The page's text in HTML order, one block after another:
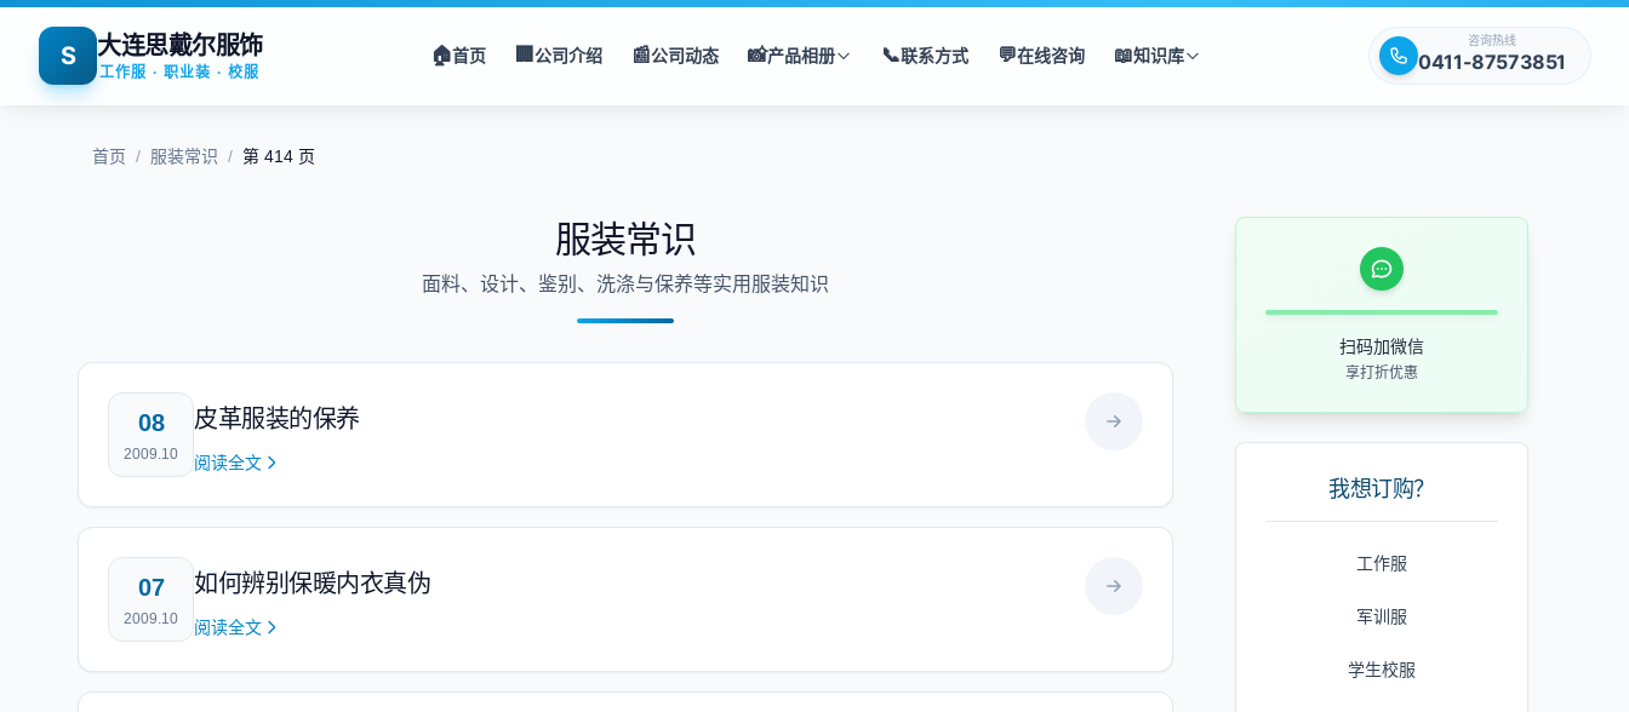
S 大连思戴尔服饰
工作服 · 职业装 · 校服
🏠首页 🏢公司介绍 📰公司动态 📸产品相册 📞联系方式 💬在线咨询 📖知识库
咨询热线
0411-87573851
首页 / 服装常识 / 第 414 页
服装常识
面料、设计、鉴别、洗涤与保养等实用服装知识
08
2009.10
皮革服装的保养
阅读全文
07
2009.10
如何辨别保暖内衣真伪
阅读全文
扫码加微信
享打折优惠
我想订购？
工作服
军训服
学生校服